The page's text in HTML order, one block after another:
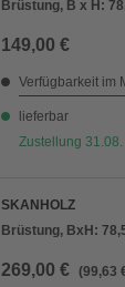
Brüstung, B x H:
149,00 €
Verfügbarkeit im
lieferbar
Zustellung 31.08.
SKANHOLZ
Brüstung, BxH:
269,00 € (99,63